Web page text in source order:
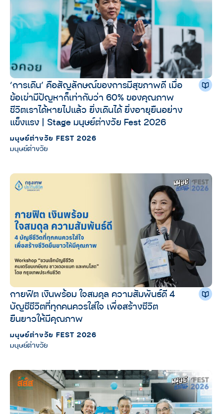
‘การเดิน’ คือสัญลักษณ์ของการมีสุขภาพดี เมื่อ
ข้อเข่ามีปัญหาก็เท่ากับว่า 60% ของคุณภาพ
ชีวิตเราได้หายไปแล้ว ยิ่งเดินได้ ยิ่งอายุยืนอย่าง
แข็งแรง | Stage มนุษย์ต่างวัย Fest 2026
มนุษย์ต่างวัย FEST 2026
มนุษย์ต่างวัย
กายฟิต เงินพร้อม ใจสมดุล ความสัมพันธ์ดี 4
บัญชีชีวิตที่ทุกคนควรใส่ใจ เพื่อสร้างชีวิต
ยืนยาวให้มีคุณภาพ
มนุษย์ต่างวัย FEST 2026
มนุษย์ต่างวัย